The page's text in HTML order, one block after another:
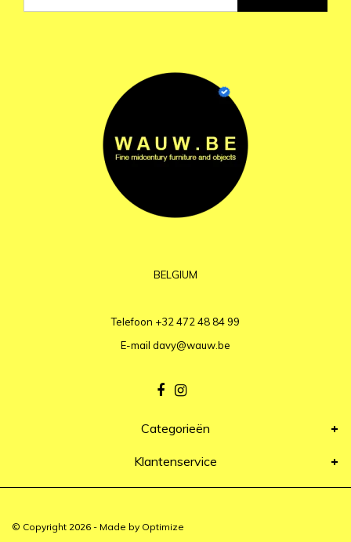
BELGIUM
Telefoon +32 472 48 84 99
E-mail davy@wauw.be
Categorieën
Klantenservice
© Copyright 2026 - Made by Optimize